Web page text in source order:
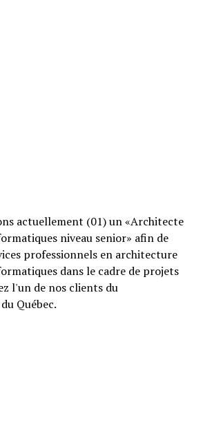
actuellement (01) un «Architecte
niveau senior» afin de
professionnels en architecture
dans le cadre de projets
l'un de nos clients du
Québec.